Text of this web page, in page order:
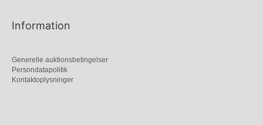
Information
Generelle auktionsbetingelser
Persondatapolitik
Kontaktoplysninger